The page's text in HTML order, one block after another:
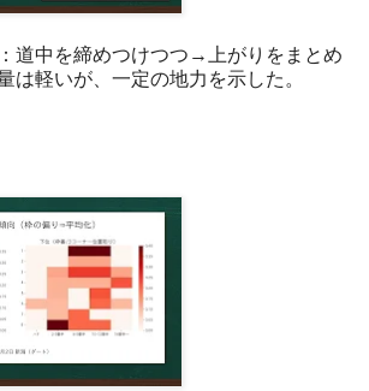
道中を締めつけつつ→上がりをまとめ
は軽いが、一定の地力を示した。